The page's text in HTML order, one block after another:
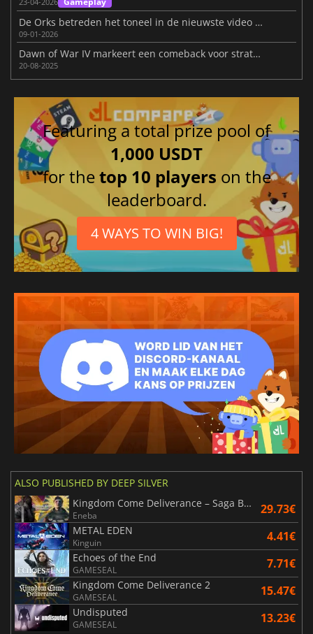
De Orks betreden het toneel in de nieuwste video van Dawn of War IV
09-01-2026
Dawn of War IV markeert een comeback voor strategiefans
20-08-2025
Featuring a total prize pool of
1,000 USDT
for thetop 10 players on the
leaderboard.
4 WAYS TO WIN BIG!
ALSO PUBLISHED BY DEEP SILVER
Kingdom Come Deliverance – Saga Bundle
Eneba 29.73€
METAL EDEN
Kinguin 4.41€
Echoes of the End
GAMESEAL 7.71€
Kingdom Come Deliverance 2
GAMESEAL 15.47€
Undisputed
GAMESEAL 13.23€